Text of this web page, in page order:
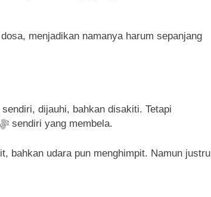
menjadikan namanya harum sepanjang
dijauhi, bahkan disakiti. Tetapi
kejujuran adalah cahaya yang menembus langit, hingga Allahﷻ sendiri yang membela.
bahkan udara pun menghimpit. Namun justru